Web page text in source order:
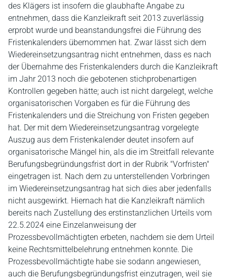
des Klägers ist insofern die glaubhafte Angabe zu
entnehmen, dass die Kanzleikraft seit 2013 zuverlässig
erprobt wurde und beanstandungsfrei die Führung des
Fristenkalenders übernommen hat. Zwar lässt sich dem
Wiedereinsetzungsantrag nicht entnehmen, dass es nach
der Übernahme des Fristenkalenders durch die Kanzleikraft
im Jahr 2013 noch die gebotenen stichprobenartigen
Kontrollen gegeben hätte; auch ist nicht dargelegt, welche
organisatorischen Vorgaben es für die Führung des
Fristenkalenders und die Streichung von Fristen gegeben
hat. Der mit dem Wiedereinsetzungsantrag vorgelegte
Auszug aus dem Fristenkalender deutet insofern auf
organisatorische Mängel hin, als die im Streitfall relevante
Berufungsbegründungsfrist dort in der Rubrik "Vorfristen"
eingetragen ist. Nach dem zu unterstellenden Vorbringen
im Wiedereinsetzungsantrag hat sich dies aber jedenfalls
nicht ausgewirkt. Hiernach hat die Kanzleikraft nämlich
bereits nach Zustellung des erstinstanzlichen Urteils vom
22.5.2024 eine Einzelanweisung der
Prozessbevollmächtigten erbeten, nachdem sie dem Urteil
keine Rechtsmittelbelehrung entnehmen konnte. Die
Prozessbevollmächtigte habe sie sodann angewiesen,
auch die Berufungsbegründungsfrist einzutragen, weil sie